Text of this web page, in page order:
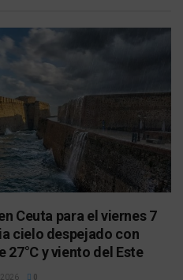
Ceuta para el viernes 7
cielo despejado con
y viento del Este